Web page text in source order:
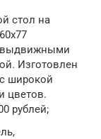
стол на
выдвижными
Изготовлен
широкой
цветов.
рублей;